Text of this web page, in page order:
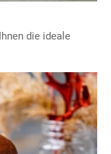
die ideale